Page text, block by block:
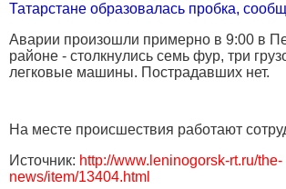
Татарстане образовалась пробка,
Аварии произошли примерно в 9:00 в
районе - столкнулись семь фур, три
легковые машины. Пострадавших нет.
На месте происшествия работают
Источник: http://www.leninogorsk-rt.ru/the-
news/item/13404.html